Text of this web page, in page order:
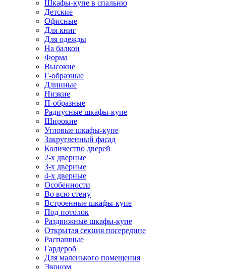
Шкафы-купе в спальню
Детские
Офисные
Для книг
Для одежды
На балкон
Форма
Высокие
Г-образные
Длинные
Низкие
П-образные
Радиусные шкафы-купе
Широкие
Угловые шкафы-купе
Закругленный фасад
Количество дверей
2-х дверные
3-х дверные
4-х дверные
Особенности
Во всю стену
Встроенные шкафы-купе
Под потолок
Раздвижные шкафы-купе
Открытая секция посередине
Распашные
Гардероб
Для маленького помещения
Эконом